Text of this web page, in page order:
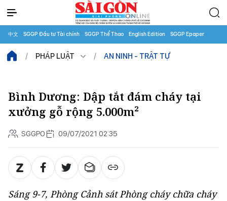
中文 SGGP Đầu tư Tài chính SGGP Thể Thao English Edition SGGP Epaper
PHÁP LUẬT AN NINH - TRẬT TỰ
Bình Dương: Dập tắt đám cháy tại
xưởng gỗ rộng 5.000m²
SGGPO 09/07/2021 02:35
Sáng 9-7, Phòng Cảnh sát Phòng cháy chữa cháy